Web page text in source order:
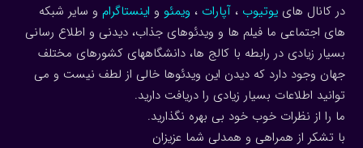
در کانال هاییوتیوب ، آپارات ، ویمئو و اینستاگرام و سایر شبکه
های اجتماعی ما فیلم ها و ویدئوهای جذاب، دیدنی و اطلاع رسانی
بسیار زیادی در رابطه با کالج ها، دانشگاههای کشورهای مختلف
جهان وجود دارد که دیدن این ویدئوها خالی از لطف نیست و می
توانید اطلاعات بسیار زیادی را دریافت دارید.
ما را از نظرات خوب خود بی بهره نگذارید.
با تشکر از همراهی و همدلی شما عزیزان